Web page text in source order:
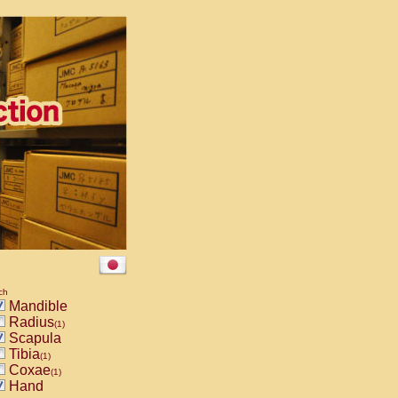
Mandible
Radius(1)
Scapula
Tibia(1)
Coxae(1)
Hand